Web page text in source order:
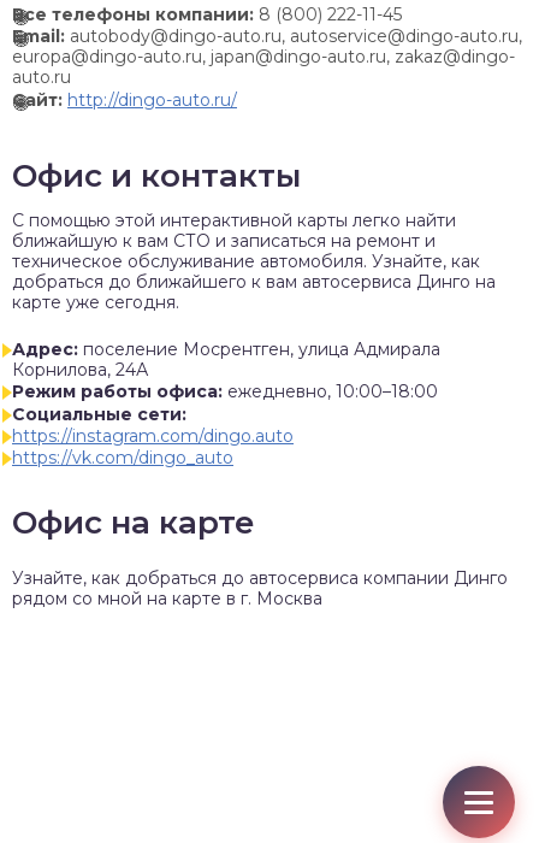
Все телефоны компании: 8 (800) 222-11-45
Email: autobody@dingo-auto.ru, autoservice@dingo-auto.ru,
europa@dingo-auto.ru, japan@dingo-auto.ru, zakaz@dingo-
auto.ru
Сайт: http://dingo-auto.ru/
Офис и контакты
C помощью этой интерактивной карты легко найти
ближайшую к вам СТО и записаться на ремонт и
техническое обслуживание автомобиля. Узнайте, как
добраться до ближайшего к вам автосервиса Динго на
карте уже сегодня.
Адрес: поселение Мосрентген, улица Адмирала
Корнилова, 24А
Режим работы офиса: ежедневно, 10:00–18:00
Социальные сети:
https://instagram.com/dingo.auto
https://vk.com/dingo_auto
Офис на карте
Узнайте, как добраться до автосервиса компании Динго
рядом со мной на карте в г. Москва